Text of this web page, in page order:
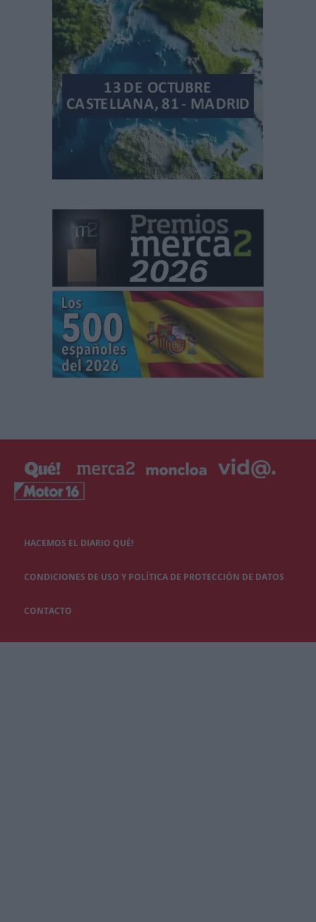
HACEMOS EL DIARIO QUÉ!
CONDICIONES DE USO Y POLÍTICA DE PROTECCIÓN DE DATOS
CONTACTO